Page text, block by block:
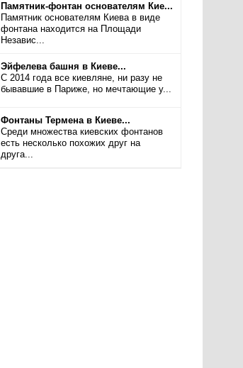
Памятник-фонтан основателям Кие...
Памятник основателям Киева в виде
фонтана находится на Площади
Независ...
Эйфелева башня в Киеве...
С 2014 года все киевляне, ни разу не
бывавшие в Париже, но мечтающие у...
Фонтаны Термена в Киеве...
Среди множества киевских фонтанов
есть несколько похожих друг на
друга...